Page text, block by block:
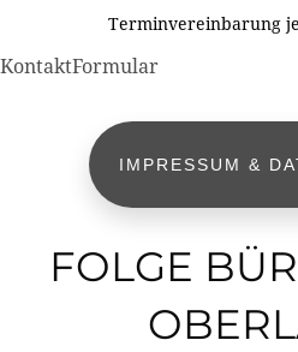
Terminvereinbarung
KontaktFormular
IMPRESSUM &
FOLGE